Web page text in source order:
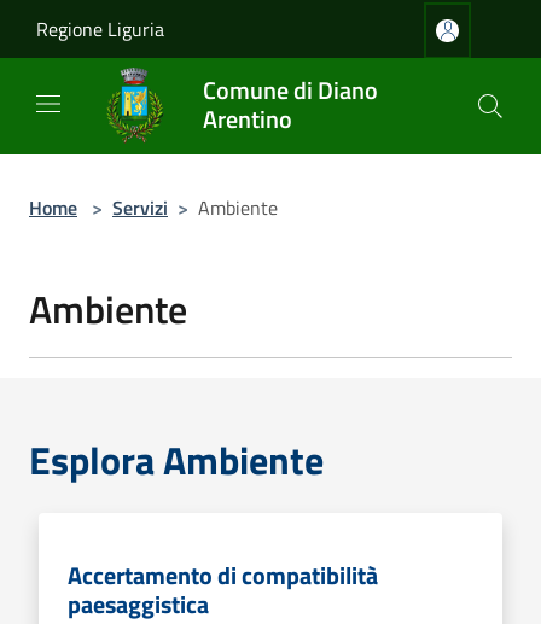
Regione Liguria
Comune di Diano
Arentino
Home > Servizi > Ambiente
Ambiente
Esplora Ambiente
Accertamento di compatibilità
paesaggistica